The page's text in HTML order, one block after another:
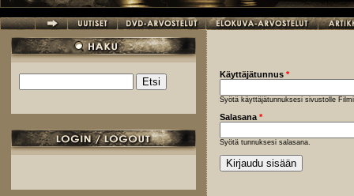
Hakulomake
Käyttäjätunnus *
Syötä käyttäjätunnuksesi sivustolle
Salasana *
Syötä tunnuksesi salasana.